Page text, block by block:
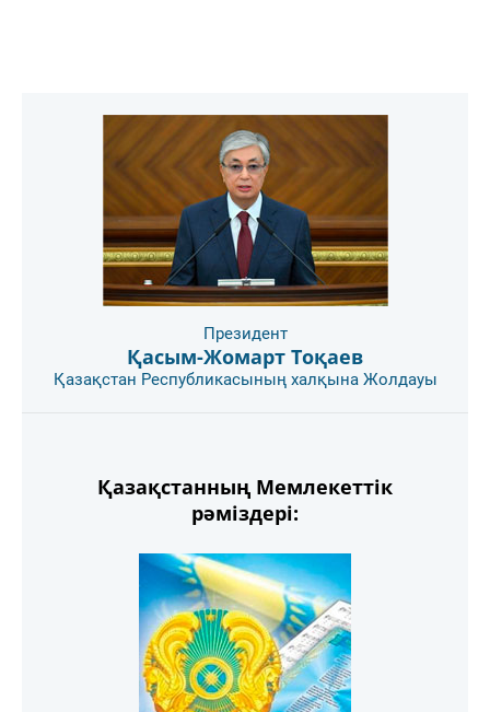
Президент
Қасым-Жомарт Тоқаев
Қазақстан Республикасының халқына Жолдауы
Қазақстанның Мемлекеттік
рәміздері: